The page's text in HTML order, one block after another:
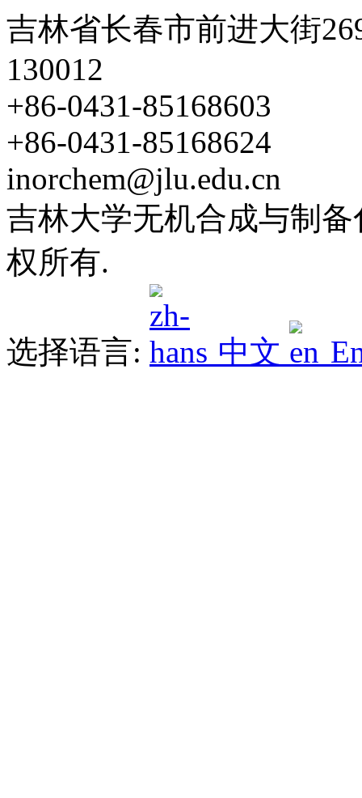
吉林省长春市前进大街
130012
+86-0431-85168603
+86-0431-85168624
inorchem@jlu.edu.cn
吉林大学无机合成与制
权所有.
选择语言: 中文